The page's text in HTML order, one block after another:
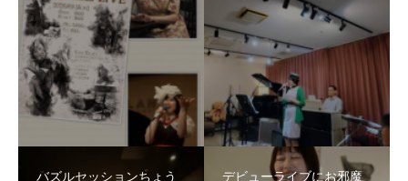
バズルセッションちょう
デビューライブにお邪魔